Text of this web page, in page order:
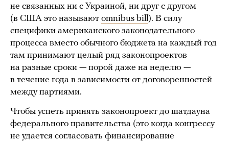
не связанных ни с Украиной, ни друг с другом
(в США это называют omnibus bill). В силу
специфики американского законодательного
процесса вместо обычного бюджета на каждый год
там принимают целый ряд законопроектов
на разные сроки — порой даже на неделю —
в течение года в зависимости от договоренностей
между партиями.
Чтобы успеть принять законопроект до шатдауна
федерального правительства (это когда конгрессу
не удается согласовать финансирование